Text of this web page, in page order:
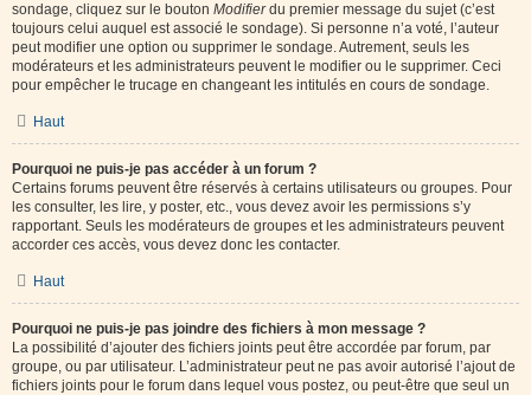
sondage, cliquez sur le bouton Modifierdu premier message du sujet (c’est
toujours celui auquel est associé le sondage). Si personne n’a voté, l’auteur
peut modifier une option ou supprimer le sondage. Autrement, seuls les
modérateurs et les administrateurs peuvent le modifier ou le supprimer. Ceci
pour empêcher le trucage en changeant les intitulés en cours de sondage.
Haut
Pourquoi ne puis-je pas accéder à un forum ?
Certains forums peuvent être réservés à certains utilisateurs ou groupes. Pour
les consulter, les lire, y poster, etc., vous devez avoir les permissions s’y
rapportant. Seuls les modérateurs de groupes et les administrateurs peuvent
accorder ces accès, vous devez donc les contacter.
Haut
Pourquoi ne puis-je pas joindre des fichiers à mon message ?
La possibilité d’ajouter des fichiers joints peut être accordée par forum, par
groupe, ou par utilisateur. L’administrateur peut ne pas avoir autorisé l’ajout de
fichiers joints pour le forum dans lequel vous postez, ou peut-être que seul un